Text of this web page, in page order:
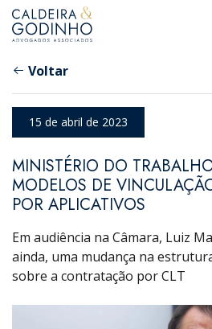
Voltar
15 de abril de 2023
MINISTÉRIO DO
MODELOS DE
POR APLICATIVOS
Em audiência na Câmara, Luiz
ainda, uma mudança na
sobre a contratação por CLT